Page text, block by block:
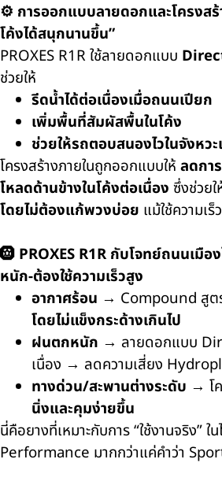
⚙️ การออกแบบลายดอกและโครงสร้
โค้งได้สนุกนานขึ้น”
PROXES R1R ใช้ลายดอกแบบ
ช่วยให้
รีดน้ำได้ต่อเนื่องเมื่อถนนเปียก
เพิ่มพื้นที่สัมผัสพื้นในโค้ง
ช่วยให้รถตอบสนองไวในจังหว
โครงสร้างภายในถูกออกแบบให้ ลดกา
โหลดด้านข้างในโค้งต่อเนื่อง ซึ่งช่วยใ
โดยไม่ต้องแก้พวงบ่อย แม้ใช้ความเร็
🛞 PROXES R1R กับโจทย์ถนนเมื
หนัก-ต้องใช้ความเร็วสูง
อากาศร้อน → Compound สูต
โดยไม่แข็งกระด้างเกินไป
ฝนตกหนัก → ลายดอกแบบ
เนื่อง → ลดความเสี่ยง
ทางด่วน/สะพานต่างระดับ → โ
นิ่งและคุมง่ายขึ้น
นี่คือยางที่เหมาะกับการ “ใช้งานจริง”
Performance มากกว่าแค่คำว่า